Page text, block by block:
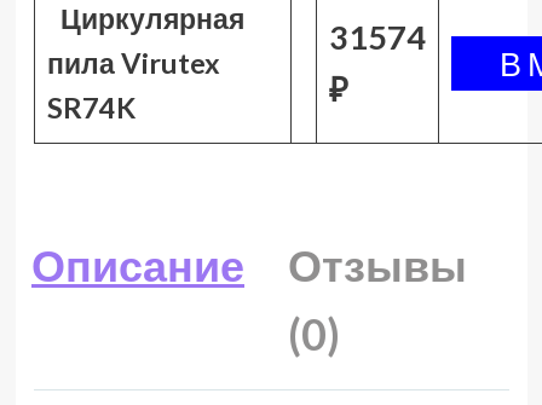
Циркулярная
пила Virutex
SR74K
31574
₽
Описание
Отзывы
(0)